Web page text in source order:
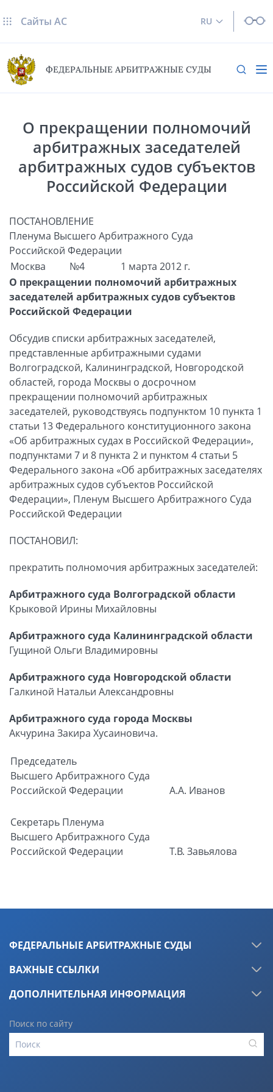
RU
Сайты AC
ФЕДЕРАЛЬНЫЕ АРБИТРАЖНЫЕ СУДЫ
О прекращении полномочий
арбитражных заседателей
арбитражных судов субъектов
Российской Федерации
ПОСТАНОВЛЕНИЕ
Пленума Высшего Арбитражного Суда
Российской Федерации
Москва
№4
1 марта 2012 г.
О прекращении полномочий арбитражных
заседателей арбитражных судов субъектов
Российской Федерации
Обсудив списки арбитражных заседателей,
представленные арбитражными судами
Волгоградской, Калининградской, Новгородской
областей, города Москвы о досрочном
прекращении полномочий арбитражных
заседателей, руководствуясь подпунктом 10 пункта 1
статьи 13 Федерального конституционного закона
«Об арбитражных судах в Российской Федерации»,
подпунктами 7 и 8 пункта 2 и пунктом 4 статьи 5
Федерального закона «Об арбитражных заседателях
арбитражных судов субъектов Российской
Федерации», Пленум Высшего Арбитражного Суда
Российской Федерации
ПОСТАНОВИЛ:
прекратить полномочия арбитражных заседателей:
Арбитражного суда Волгоградской области
Крыковой Ирины Михайловны
Арбитражного суда Калининградской области
Гущиной Ольги Владимировны
Арбитражного суда Новгородской области
Галкиной Натальи Александровны
Арбитражного суда города Москвы
Акчурина Закира Хусаиновича.
Председатель
Высшего Арбитражного Суда
Российской Федерации
А.А. Иванов
Секретарь Пленума
Высшего Арбитражного Суда
Российской Федерации
Т.В. Завьялова
ФЕДЕРАЛЬНЫЕ АРБИТРАЖНЫЕ СУДЫ
ВАЖНЫЕ ССЫЛКИ
ДОПОЛНИТЕЛЬНАЯ ИНФОРМАЦИЯ
Поиск по сайту